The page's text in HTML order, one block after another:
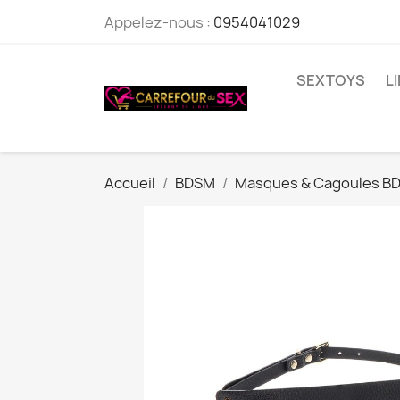
Appelez-nous : 0954041029
SEXTOYS
Accueil BDSM Masques & Cagoules